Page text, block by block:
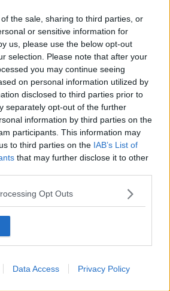
the sale, sharing to third parties, or
or sensitive information for
us, please use the below opt-out
selection. Please note that after your
you may continue seeing
on personal information utilized by
disclosed to third parties prior to
separately opt-out of the further
information by third parties on the
participants. This information may
to third parties on the IAB’s List of
that may further disclose it to other
Opt Outs
Data Access Privacy Policy
sui treni, le pagelle linea per
in commissione ambiente
2018
ok ai bilanci
le tratte in cui scatta il bonus
passo avanti verso l'opera
per curare le strade regionali
e mezzo per la manutenzione stradale
pioggia di fondi per la